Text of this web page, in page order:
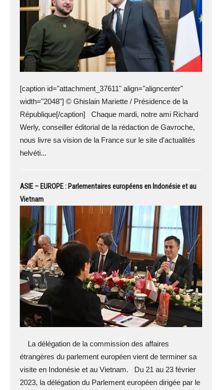
[caption id="attachment_37611" align="aligncenter"
width="2048"] © Ghislain Mariette / Présidence de la
République[/caption] Chaque mardi, notre ami Richard
Werly, conseiller éditorial de la rédaction de Gavroche,
nous livre sa vision de la France sur le site d'actualités
helvéti...
ASIE – EUROPE : Parlementaires européens en Indonésie et au
Vietnam
La délégation de la commission des affaires
étrangères du parlement européen vient de terminer sa
visite en Indonésie et au Vietnam. Du 21 au 23 février
2023, la délégation du Parlement européen dirigée par le